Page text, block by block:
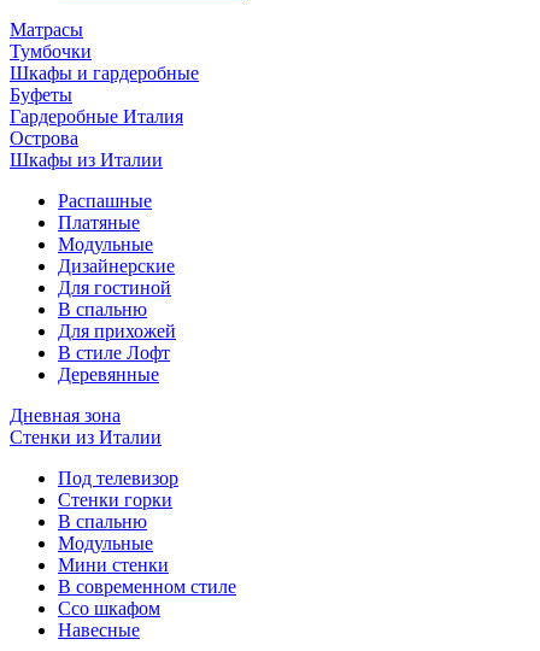
Матрасы
Тумбочки
Шкафы и гардеробные
Буфеты
Гардеробные Италия
Острова
Шкафы из Италии
Распашные
Платяные
Модульные
Дизайнерские
Для гостиной
В спальню
Для прихожей
В стиле Лофт
Деревянные
Дневная зона
Стенки из Италии
Под телевизор
Стенки горки
В спальню
Модульные
Мини стенки
В современном стиле
Ссо шкафом
Навесные